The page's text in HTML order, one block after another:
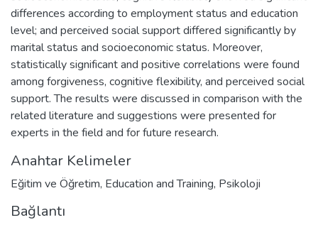
differences according to employment status and education
level; and perceived social support differed significantly by
marital status and socioeconomic status. Moreover,
statistically significant and positive correlations were found
among forgiveness, cognitive flexibility, and perceived social
support. The results were discussed in comparison with the
related literature and suggestions were presented for
experts in the field and for future research.
Anahtar Kelimeler
Eğitim ve Öğretim, Education and Training, Psikoloji
Bağlantı